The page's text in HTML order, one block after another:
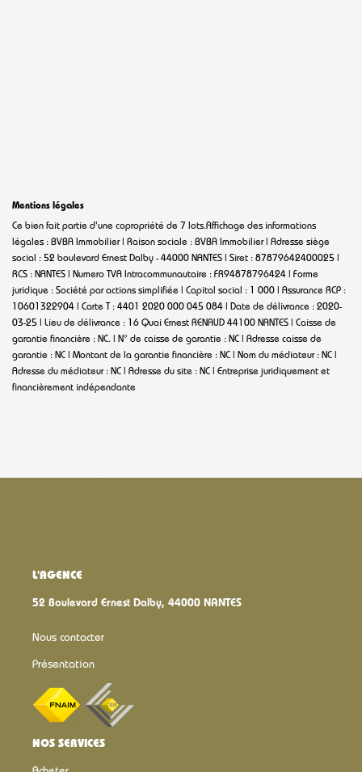
Mentions légales
Ce bien fait partie d'une copropriété de 7 lots.Affichage des informations
légales : BVBA Immobilier | Raison sociale : BVBA Immobilier | Adresse siège
social : 52 boulevard Ernest Dalby - 44000 NANTES | Siret : 87879642400025 |
RCS : NANTES | Numero TVA Intracommunautaire : FR94878796424 | Forme
juridique : Société par actions simplifiée | Capital social : 1 000 | Assurance RCP :
10601322904 | Carte T : 4401 2020 000 045 084 | Date de délivrance : 2020-
03-25 | Lieu de délivrance : 16 Quai Ernest RENAUD 44100 NANTES | Caisse de
garantie financière : NC. | N° de caisse de garantie : NC | Adresse caisse de
garantie : NC | Montant de la garantie financière : NC | Nom du médiateur : NC |
Adresse du médiateur : NC | Adresse du site : NC | Entreprise juridiquement et
financièrement indépendante
L'AGENCE
52 Boulevard Ernest Dalby, 44000 NANTES
Nous contacter
Présentation
NOS SERVICES